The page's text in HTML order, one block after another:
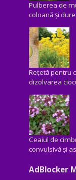
Pulberea de
coloană și
Rețetă pentru
dizolvarea
Ceaiul de
convulsivă şi
AdBlocker